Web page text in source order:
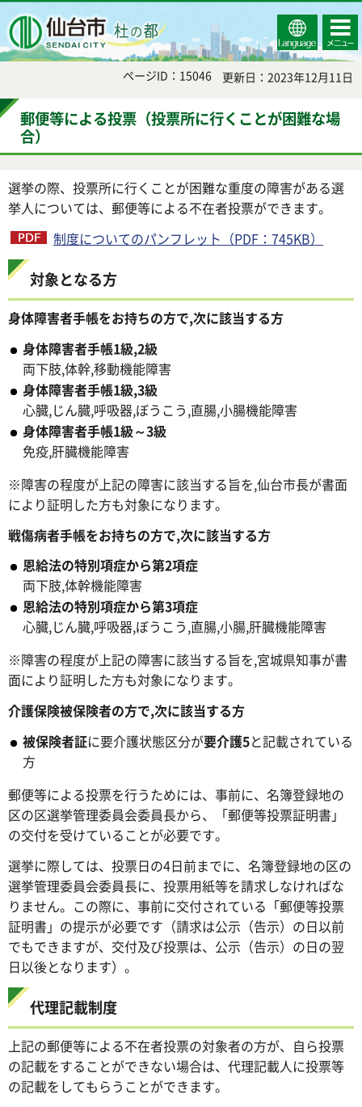
Select
Language
コンテ
ンツメ
ニュー
ページID：15046 更新日：2023年12月11日
郵便等による投票（投票所に行くことが困難な場
合）
選挙の際、投票所に行くことが困難な重度の障害がある選
挙人については、郵便等による不在者投票ができます。
制度についてのパンフレット（PDF：745KB）
対象となる方
身体障害者手帳をお持ちの方で,次に該当する方
身体障害者手帳1級,2級
両下肢,体幹,移動機能障害
身体障害者手帳1級,3級
心臓,じん臓,呼吸器,ぼうこう,直腸,小腸機能障害
身体障害者手帳1級～3級
免疫,肝臓機能障害
※障害の程度が上記の障害に該当する旨を,仙台市長が書面
により証明した方も対象になります。
戦傷病者手帳をお持ちの方で,次に該当する方
恩給法の特別項症から第2項症
両下肢,体幹機能障害
恩給法の特別項症から第3項症
心臓,じん臓,呼吸器,ぼうこう,直腸,小腸,肝臓機能障害
※障害の程度が上記の障害に該当する旨を,宮城県知事が書
面により証明した方も対象になります。
介護保険被保険者の方で,次に該当する方
被保険者証に要介護状態区分が要介護5と記載されている
方
郵便等による投票を行うためには、事前に、名簿登録地の
区の区選挙管理委員会委員長から、「郵便等投票証明書」
の交付を受けていることが必要です。
選挙に際しては、投票日の4日前までに、名簿登録地の区の
選挙管理委員会委員長に、投票用紙等を請求しなければな
りません。この際に、事前に交付されている「郵便等投票
証明書」の提示が必要です（請求は公示（告示）の日以前
でもできますが、交付及び投票は、公示（告示）の日の翌
日以後となります）。
代理記載制度
上記の郵便等による不在者投票の対象者の方が、自ら投票
の記載をすることができない場合は、代理記載人に投票等
の記載をしてもらうことができます。